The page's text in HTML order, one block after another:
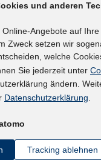
und anderen
Angebote auf
Zweck setzen wir
welche
Sie jederzeit unter
ändern.
Datenschutzerklärung.
Tracking ablehnen